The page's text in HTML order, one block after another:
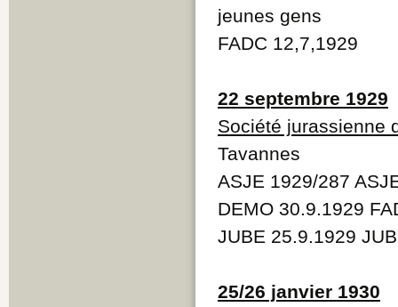
jeunes gens
FADC 12,7,1929
22 septembre 1929
Société jurassienne
Tavannes
ASJE 1929/287
DEMO 30.9.1929
JUBE 25.9.1929
25/26 janvier 1930